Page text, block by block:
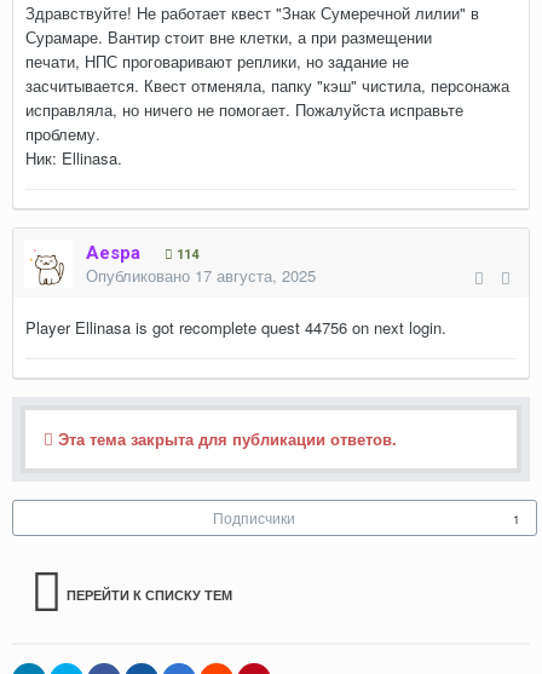
Здравствуйте! Не работает квест "Знак Сумеречной лилии" в
Сурамаре. Вантир стоит вне клетки, а при размещении
печати, НПС проговаривают реплики, но задание не
засчитывается. Квест отменяла, папку "кэш" чистила, персонажа
исправляла, но ничего не помогает. Пожалуйста исправьте
проблему.
Ник: Ellinasa.
Aespa 114
Опубликовано 17 августа, 2025
Player Ellinasa is got recomplete quest 44756 on next login.
Эта тема закрыта для публикации ответов.
Подписчики 1
ПЕРЕЙТИ К СПИСКУ ТЕМ